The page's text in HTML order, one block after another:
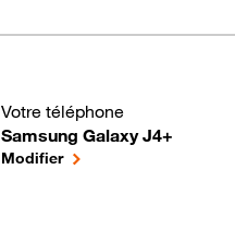
Votre téléphone
Samsung Galaxy J4+
pour votre Samsung Galaxy
Modifierle téléphone